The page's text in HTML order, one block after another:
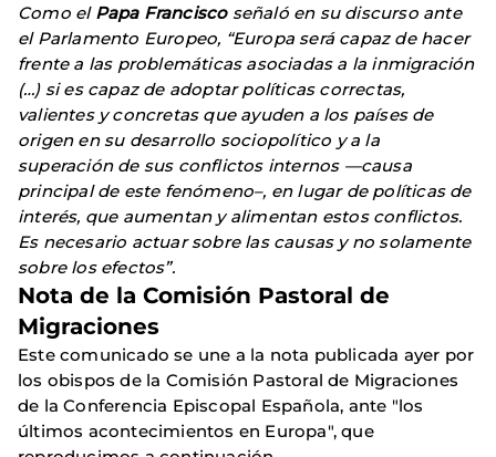
Como elPapa Franciscoseñaló en su discurso ante
el Parlamento Europeo, “Europa será capaz de hacer
frente a las problemáticas asociadas a la inmigración
(…) si es capaz de adoptar políticas correctas,
valientes y concretas que ayuden a los países de
origen en su desarrollo sociopolítico y a la
superación de sus conflictos internos —causa
principal de este fenómeno–, en lugar de políticas de
interés, que aumentan y alimentan estos conflictos.
Es necesario actuar sobre las causas y no solamente
sobre los efectos”.
Nota de la Comisión Pastoral de
Migraciones
Este comunicado se une a la nota publicada ayer por
los obispos de la Comisión Pastoral de Migraciones
de la Conferencia Episcopal Española, ante "los
últimos acontecimientos en Europa", que